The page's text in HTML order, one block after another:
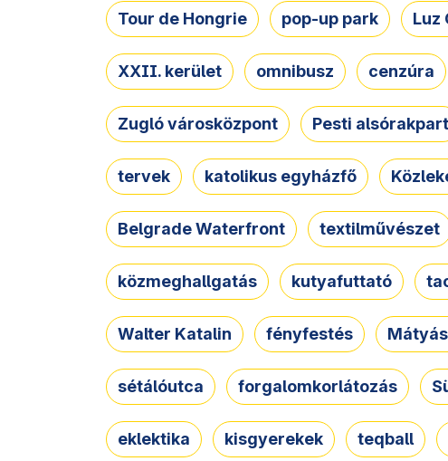
Tour de Hongrie pop-up park Luz
XXII. kerület omnibusz cenzúra
Zugló városközpont Pesti alsórakpart
tervek katolikus egyházfő
Belgrade Waterfront textilművészet
közmeghallgatás kutyafuttató
Walter Katalin fényfestés
sétálóutca forgalomkorlátozás
eklektika kisgyerekek teqball